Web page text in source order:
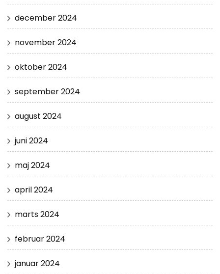
december 2024
november 2024
oktober 2024
september 2024
august 2024
juni 2024
maj 2024
april 2024
marts 2024
februar 2024
januar 2024